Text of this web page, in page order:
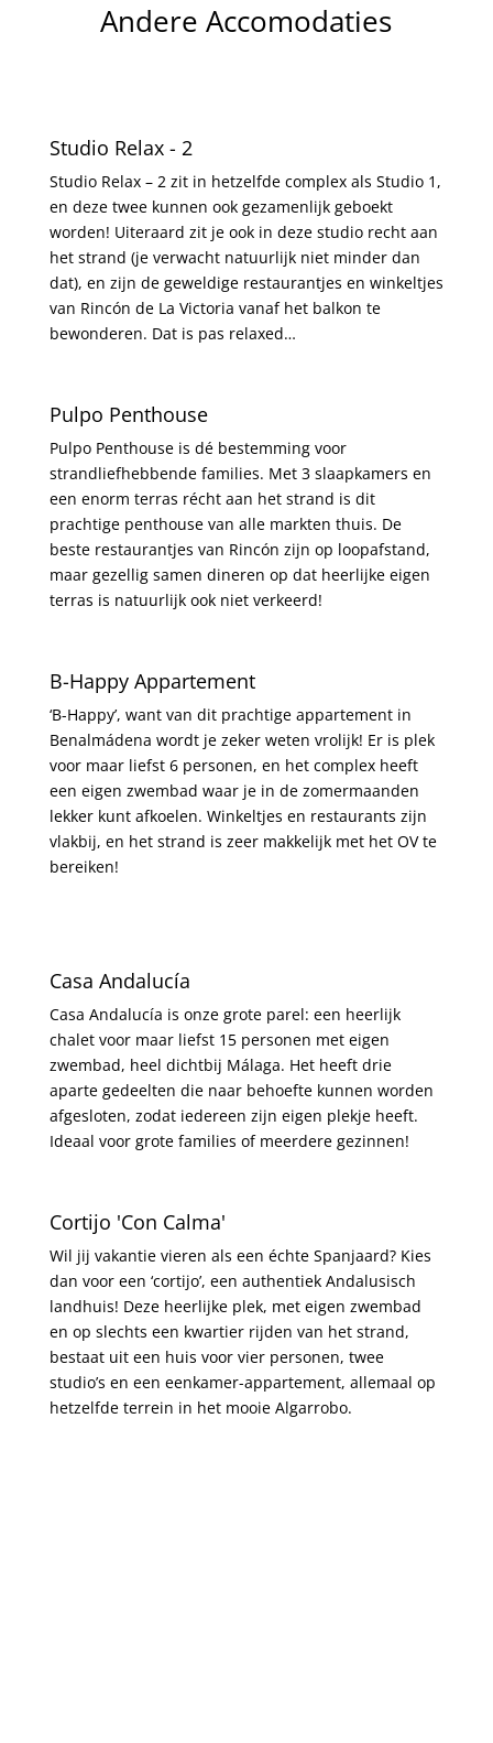
Andere Accomodaties
Studio Relax - 2
Studio Relax – 2 zit in hetzelfde complex als Studio 1,
en deze twee kunnen ook gezamenlijk geboekt
worden! Uiteraard zit je ook in deze studio recht aan
het strand (je verwacht natuurlijk niet minder dan
dat), en zijn de geweldige restaurantjes en winkeltjes
van Rincón de La Victoria vanaf het balkon te
bewonderen. Dat is pas relaxed…
Pulpo Penthouse
Pulpo Penthouse is dé bestemming voor
strandliefhebbende families. Met 3 slaapkamers en
een enorm terras récht aan het strand is dit
prachtige penthouse van alle markten thuis. De
beste restaurantjes van Rincón zijn op loopafstand,
maar gezellig samen dineren op dat heerlijke eigen
terras is natuurlijk ook niet verkeerd!
B-Happy Appartement
‘B-Happy’, want van dit prachtige appartement in
Benalmádena wordt je zeker weten vrolijk! Er is plek
voor maar liefst 6 personen, en het complex heeft
een eigen zwembad waar je in de zomermaanden
lekker kunt afkoelen. Winkeltjes en restaurants zijn
vlakbij, en het strand is zeer makkelijk met het OV te
bereiken!
Casa Andalucía
Casa Andalucía is onze grote parel: een heerlijk
chalet voor maar liefst 15 personen met eigen
zwembad, heel dichtbij Málaga. Het heeft drie
aparte gedeelten die naar behoefte kunnen worden
afgesloten, zodat iedereen zijn eigen plekje heeft.
Ideaal voor grote families of meerdere gezinnen!
Cortijo 'Con Calma'
Wil jij vakantie vieren als een échte Spanjaard? Kies
dan voor een ‘cortijo’, een authentiek Andalusisch
landhuis! Deze heerlijke plek, met eigen zwembad
en op slechts een kwartier rijden van het strand,
bestaat uit een huis voor vier personen, twee
studio’s en een eenkamer-appartement, allemaal op
hetzelfde terrein in het mooie Algarrobo.